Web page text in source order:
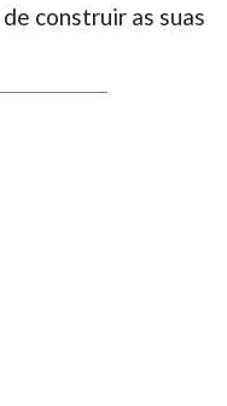
construir as suas